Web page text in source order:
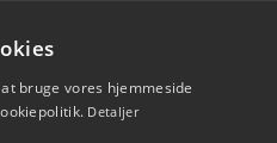
bruge vores hjemmeside
Detaljer